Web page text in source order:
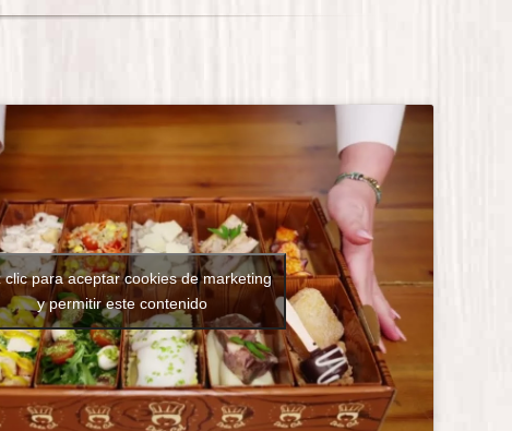
clic para aceptar cookies de marketing
y permitir este contenido